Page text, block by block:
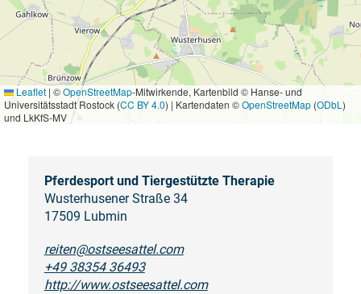
Leaflet | ©OpenStreetMap-Mitwirkende, Kartenbild © Hanse- und
Universitätsstadt Rostock (CC BY 4.0) | Kartendaten ©OpenStreetMap (ODbL )
und LkKfS-MV
Pferdesport und Tiergestützte Therapie
Wusterhusener Straße 34
17509 Lubmin
reiten@ostseesattel.com
+49 38354 36493
http://www.ostseesattel.com